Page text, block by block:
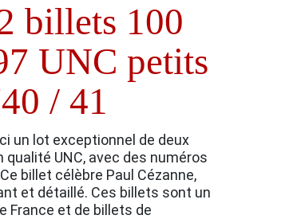
billets 100
UNC petits
/ 41
un lot exceptionnel de deux
UNC, avec des numéros
billet célèbre Paul Cézanne,
et détaillé. Ces billets sont un
France et de billets de